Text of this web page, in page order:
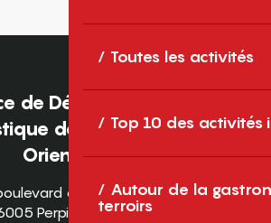
Toutes les activités
Top 10 des activités
Autour de la
terroirs
de Développement
des Pyrénées-
Orientales
des Pyrénées
Perpignan Cedex